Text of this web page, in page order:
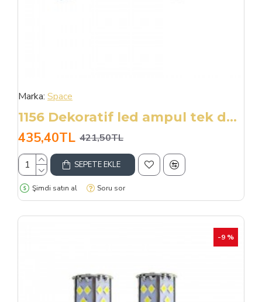
Marka: Space
1156 Dekoratif led ampul tek duy beyaz 12V 4W canbus / LAAM951
435,40TL 421,50TL
SEPETE EKLE
Şimdi satın al Soru sor
-9 %